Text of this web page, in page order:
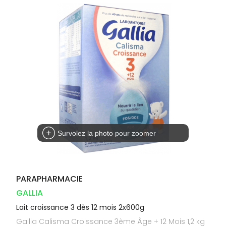
Corps
Solaire
APPLICATION
DE SANTÉ
Survolez la photo pour zoomer
PARAPHARMACIE
GALLIA
Lait croissance 3 dès 12 mois 2x600g
Gallia Calisma Croissance 3ème Âge + 12 Mois 1,2 kg